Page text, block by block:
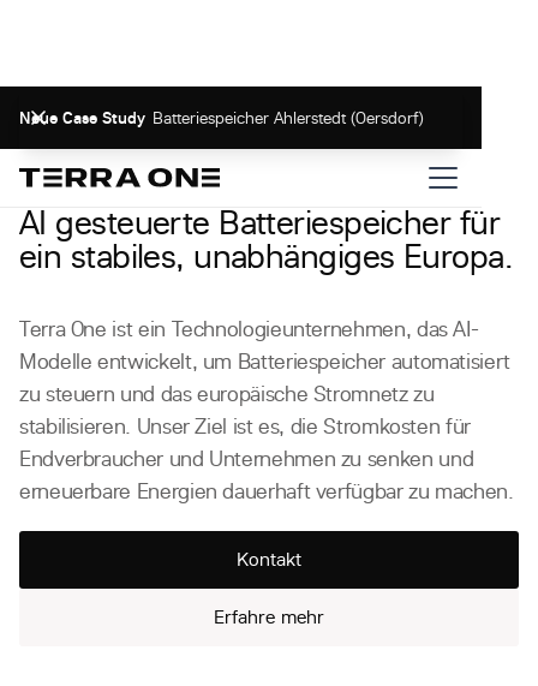
Neue Case Study Batteriespeicher Ahlerstedt (Oersdorf)
Wir sind die Energiezukunft Europas.
AI gesteuerte Batteriespeicher für
ein stabiles, unabhängiges Europa.
Terra One ist ein Technologieunternehmen, das AI-
Modelle entwickelt, um Batteriespeicher automatisiert
zu steuern und das europäische Stromnetz zu
stabilisieren. Unser Ziel ist es, die Stromkosten für
Endverbraucher und Unternehmen zu senken und
erneuerbare Energien dauerhaft verfügbar zu machen.
Erfahre mehr
Kontakt